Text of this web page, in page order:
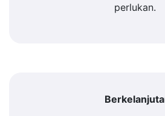
perlukan.